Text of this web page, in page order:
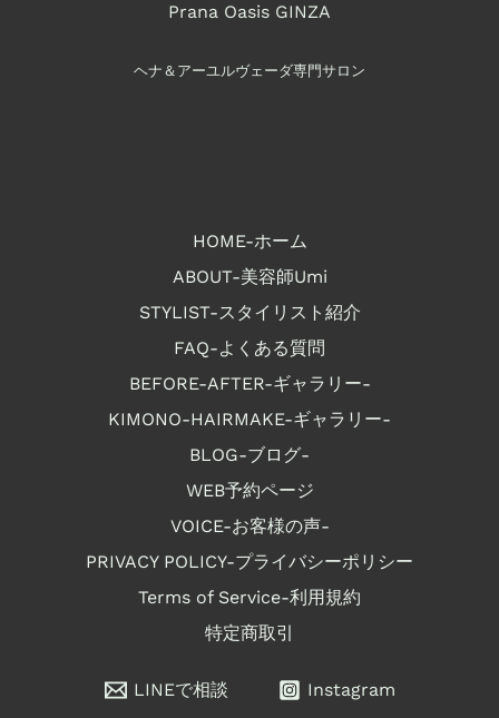
Prana Oasis GINZA
ヘナ＆アーユルヴェーダ専門サロン
HOME-ホーム
ABOUT-美容師Umi
STYLIST-スタイリスト紹介
FAQ-よくある質問
BEFORE-AFTER-ギャラリー-
KIMONO-HAIRMAKE-ギャラリー-
BLOG-ブログ-
WEB予約ページ
VOICE-お客様の声-
PRIVACY POLICY-プライバシーポリシー
Terms of Service-利用規約
特定商取引
LINEで相談 Instagram